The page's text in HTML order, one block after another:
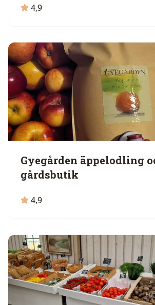
4,9
Gyegården äppelodling
gårdsbutik
4,9